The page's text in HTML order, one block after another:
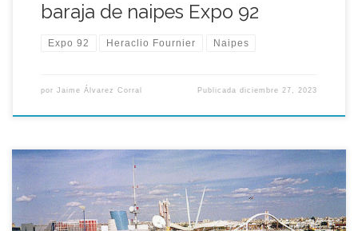
baraja de naipes Expo 92
Expo 92 Heraclio Fournier Naipes
por Jaime Álvarez Corral Publicadadiciembre 27, 2023
La Pasarela del Lago de la Expo 92 comenzó a construirse en